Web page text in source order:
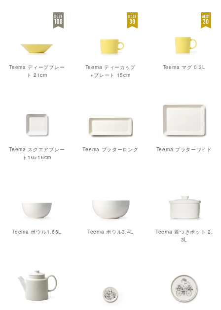
Teema ディーププレー
ト 21cm
Teema ティーカップ
+プレート 15cm
Teema マグ 0.3L
Teema スクエアプレー
ト16×16cm
Teema プラターロング Teema プラターワイド
Teema ボウル1.65L Teema ボウル3.4L
Teema 蓋つきポット 2.
3L